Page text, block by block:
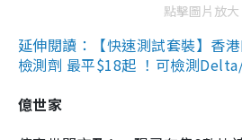
點擊圖片放大
延伸閱讀：【快速測試套裝】香
檢測劑 最平$18起 ！可檢測
億世家